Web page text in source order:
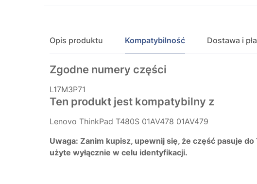
Opis produktu Kompatybilność Dostawa i
Zgodne numery części
L17M3P71
Ten produkt jest kompatybilny z
Lenovo ThinkPad T480S 01AV478 01AV479
Uwaga: Zanim kupisz, upewnij się, że część pasuje
użyte wyłącznie w celu identyfikacji.